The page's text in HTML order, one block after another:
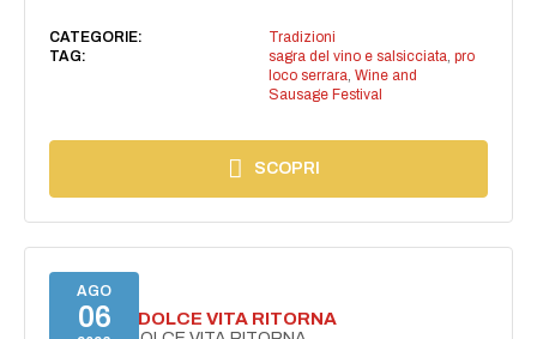
CATEGORIE:
Tradizioni
TAG:
sagra del vino e salsicciata, pro
loco serrara, Wine and
Sausage Festival
SCOPRI
AGO
06
FORIO LA DOLCE VITA RITORNA